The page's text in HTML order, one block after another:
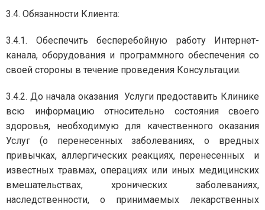
3.4. Обязанности Клиента:
3.4.1. Обеспечить бесперебойную работу Интернет-
канала, оборудования и программного обеспечения со
своей стороны в течение проведения Консультации.
3.4.2. До начала оказания Услуги предоставить Клинике
всю информацию относительно состояния своего
здоровья, необходимую для качественного оказания
Услуг (о перенесенных заболеваниях, о вредных
привычках, аллергических реакциях, перенесенных и
известных травмах, операциях или иных медицинских
вмешательствах, хронических заболеваниях,
наследственности, о принимаемых лекарственных